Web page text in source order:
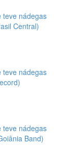
teve nádegas
Central)
teve nádegas
teve nádegas
Band)